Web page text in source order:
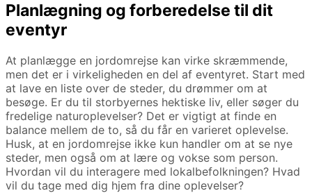
Planlægning og forberedelse til dit
eventyr
At planlægge en jordomrejse kan virke skræmmende,
men det er i virkeligheden en del af eventyret. Start med
at lave en liste over de steder, du drømmer om at
besøge. Er du til storbyernes hektiske liv, eller søger du
fredelige naturoplevelser? Det er vigtigt at finde en
balance mellem de to, så du får en varieret oplevelse.
Husk, at en jordomrejse ikke kun handler om at se nye
steder, men også om at lære og vokse som person.
Hvordan vil du interagere med lokalbefolkningen? Hvad
vil du tage med dig hjem fra dine oplevelser?